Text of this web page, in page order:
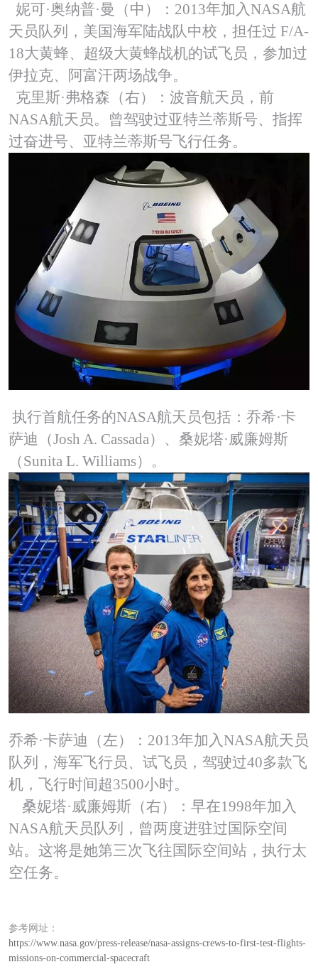
妮可·奥纳普·曼（中）：2013年加入NASA航
天员队列，美国海军陆战队中校，担任过 F/A-
18大黄蜂、超级大黄蜂战机的试飞员，参加过
伊拉克、阿富汗两场战争。
克里斯·弗格森（右）：波音航天员，前
NASA航天员。曾驾驶过亚特兰蒂斯号、指挥
过奋进号、亚特兰蒂斯号飞行任务。
执行首航任务的NASA航天员包括：乔希·卡
萨迪（Josh A. Cassada）、桑妮塔·威廉姆斯
（Sunita L. Williams）。
乔希·卡萨迪（左）：2013年加入NASA航天员
队列，海军飞行员、试飞员，驾驶过40多款飞
机，飞行时间超3500小时。
桑妮塔·威廉姆斯（右）：早在1998年加入
NASA航天员队列，曾两度进驻过国际空间
站。这将是她第三次飞往国际空间站，执行太
空任务。
参考网址：
https://www.nasa.gov/press-release/nasa-assigns-crews-to-first-test-flights-
missions-on-commercial-spacecraft